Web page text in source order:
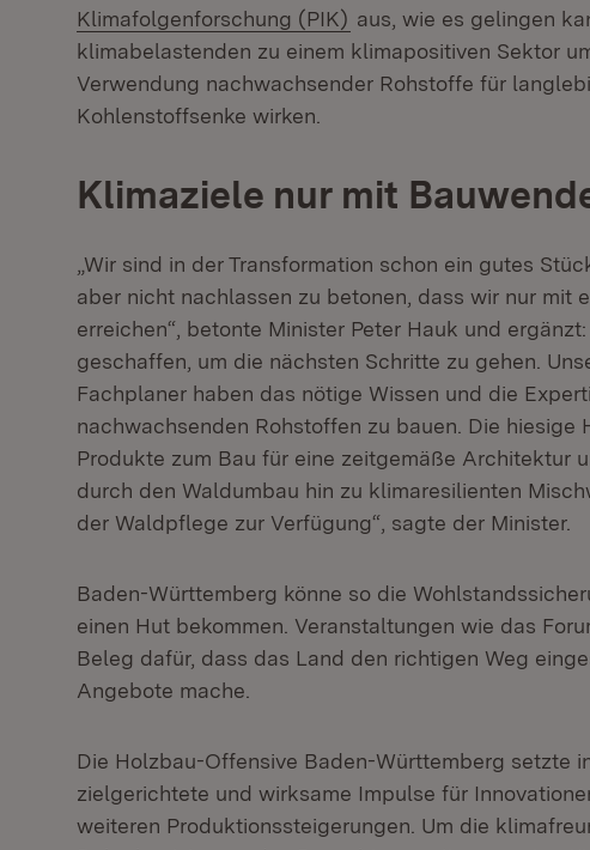
Klimafolgenforschung (PIK) (Öffnet in neuem
aus, wie es gelingen
klimabelastenden zu einem klimapositiven Sektor
Verwendung nachwachsender Rohstoffe für
Kohlenstoffsenke wirken.
Klimaziele nur mit
„Wir sind in der Transformation schon ein gutes
aber nicht nachlassen zu betonen, dass wir nur mit
erreichen“, betonte Minister Peter Hauk und
geschaffen, um die nächsten Schritte zu gehen.
Fachplaner haben das nötige Wissen und die
nachwachsenden Rohstoffen zu bauen. Die hiesige
Produkte zum Bau für eine zeitgemäße Architektur
durch den Waldumbau hin zu klimaresilienten
der Waldpflege zur Verfügung“, sagte der Minister.
Baden-Württemberg könne so die
einen Hut bekommen. Veranstaltungen wie das
Beleg dafür, dass das Land den richtigen Weg
Angebote mache.
Die Holzbau-Offensive Baden-Württemberg setzte
zielgerichtete und wirksame Impulse für
weiteren Produktionssteigerungen. Um die